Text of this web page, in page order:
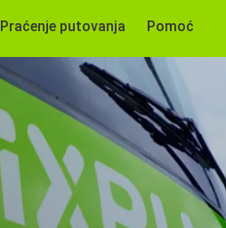
Praćenje putovanja Pomoć